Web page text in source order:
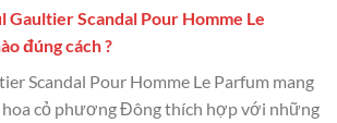
Gaultier Scandal Pour Homme Le
đúng cách ?
Scandal Pour Homme Le Parfum mang
cỏ phương Đông thích hợp với những